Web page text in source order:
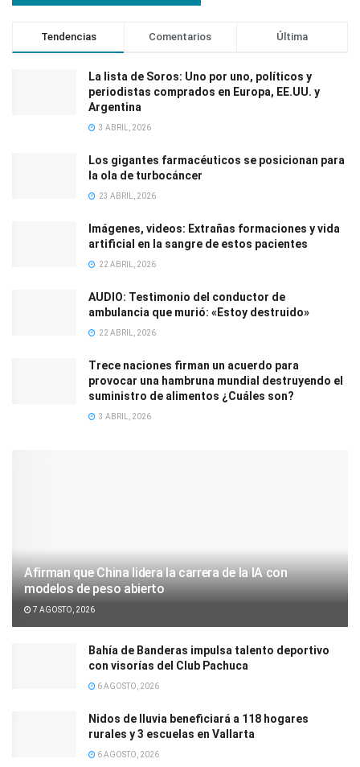
Tendencias Comentarios Última
La lista de Soros: Uno por uno, políticos y
periodistas comprados en Europa, EE.UU. y
Argentina
3 ABRIL, 2026
Los gigantes farmacéuticos se posicionan para
la ola de turbocáncer
23 ABRIL, 2026
Imágenes, videos: Extrañas formaciones y vida
artificial en la sangre de estos pacientes
22 ABRIL, 2026
AUDIO: Testimonio del conductor de
ambulancia que murió: «Estoy destruido»
22 ABRIL, 2026
Trece naciones firman un acuerdo para
provocar una hambruna mundial destruyendo el
suministro de alimentos ¿Cuáles son?
3 ABRIL, 2026
Afirman que China lidera la carrera de la IA con
modelos de peso abierto
7 AGOSTO, 2026
Bahía de Banderas impulsa talento deportivo
con visorías del Club Pachuca
6 AGOSTO, 2026
Nidos de lluvia beneficiará a 118 hogares
rurales y 3 escuelas en Vallarta
6 AGOSTO, 2026